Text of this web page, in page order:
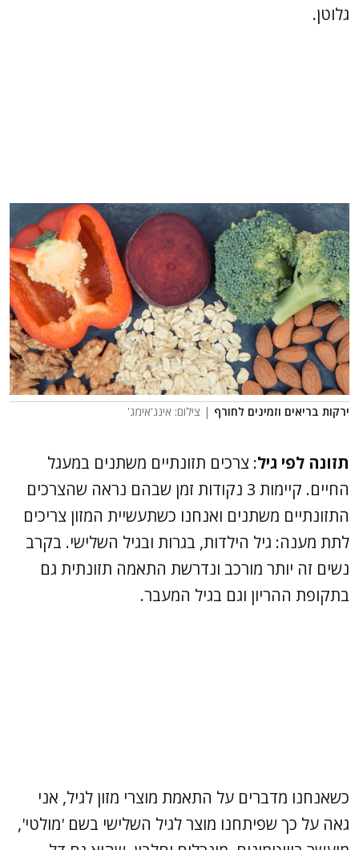
גלוטן.
ירקות בריאים וזמינים לחורף | צילום: אינג'אימג'
תזונה לפי גיל: צרכים תזונתיים משתנים במעגל
החיים. קיימות 3 נקודות זמן שבהם נראה שהצרכים
התזונתיים משתנים ואנחנו כשתעשיית המזון צריכים
לתת מענה: גיל הילדות, בגרות ובגיל השלישי. בקרב
נשים זה יותר מורכב ונדרשת התאמה תזונתית גם
בתקופת ההריון וגם בגיל המעבר.
כשאנחנו מדברים על התאמת מוצרי מזון לגיל, אני
גאה על כך שפיתחנו מוצר לגיל השלישי בשם 'מולטי',